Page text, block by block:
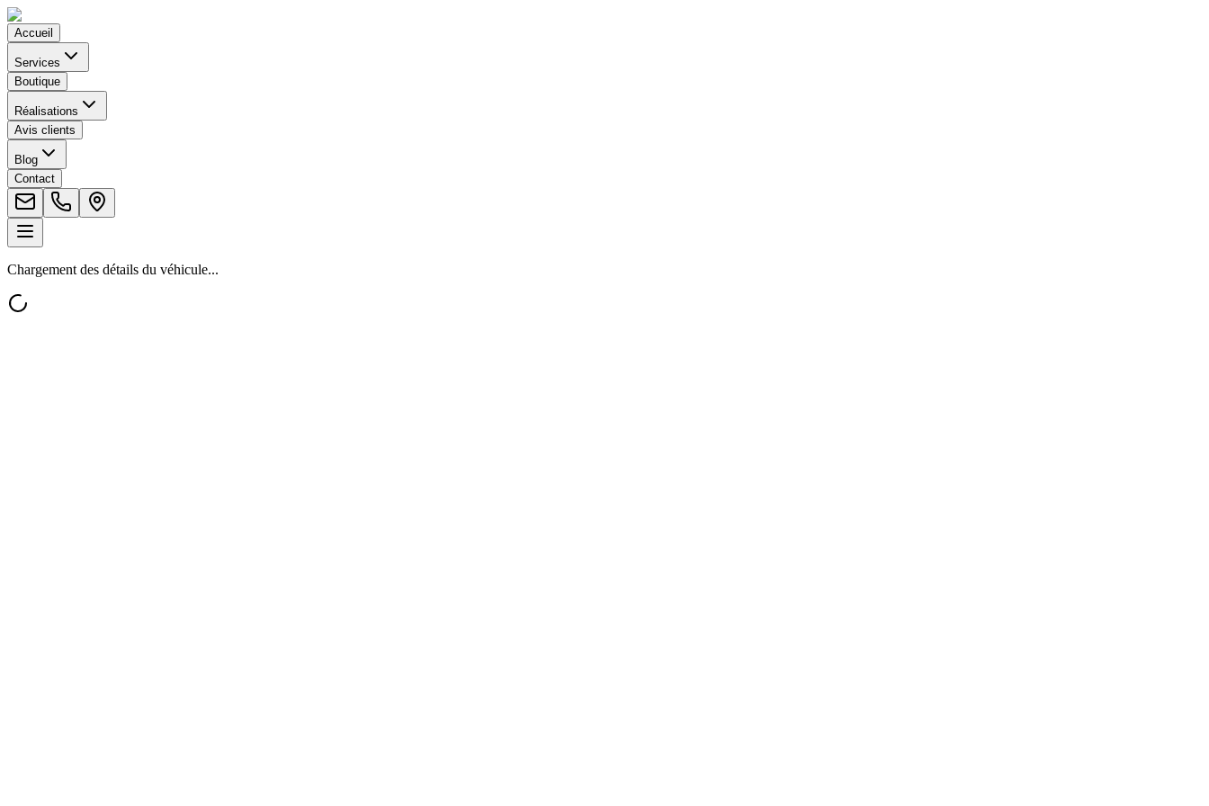
Accueil
Services
Boutique
Réalisations
Avis clients
Blog
Contact
Chargement des détails du véhicule...